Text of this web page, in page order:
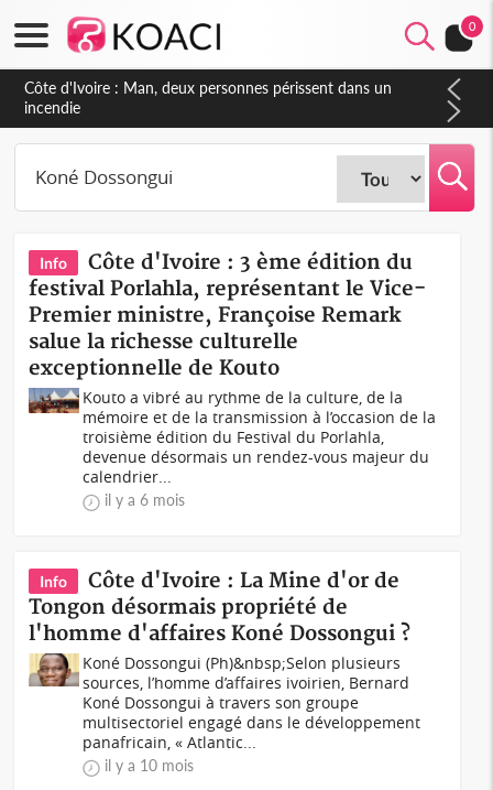
0
Info
Côte d'Ivoire : 3 ème édition du
festival Porlahla, représentant le Vice-
Premier ministre, Françoise Remark
salue la richesse culturelle
exceptionnelle de Kouto
Kouto a vibré au rythme de la culture, de la
mémoire et de la transmission à l’occasion de la
troisième édition du Festival du Porlahla,
devenue désormais un rendez-vous majeur du
calendrier...
il y a 6 mois
Info
Côte d'Ivoire : La Mine d'or de
Tongon désormais propriété de
l'homme d'affaires Koné Dossongui ?
Koné Dossongui (Ph)&nbsp;Selon plusieurs
sources, l’homme d’affaires ivoirien, Bernard
Koné Dossongui à travers son groupe
multisectoriel engagé dans le développement
panafricain, « Atlantic...
il y a 10 mois